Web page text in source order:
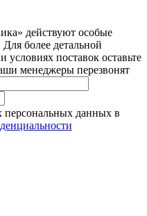
действуют особые
более детальной
поставок оставьте
менеджеры перезвонят
персональных данных в